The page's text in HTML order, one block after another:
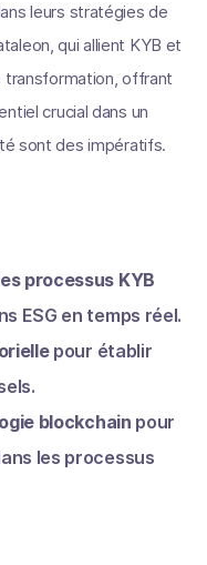
leurs stratégies de
qui allient KYB et
transformation, offrant
crucial dans un
sont des impératifs.
processus KYB
ESG en temps réel.
pour établir
blockchain pour
les processus